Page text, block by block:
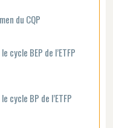
du CQP
cycle BEP de l’ETFP
cycle BP de l’ETFP